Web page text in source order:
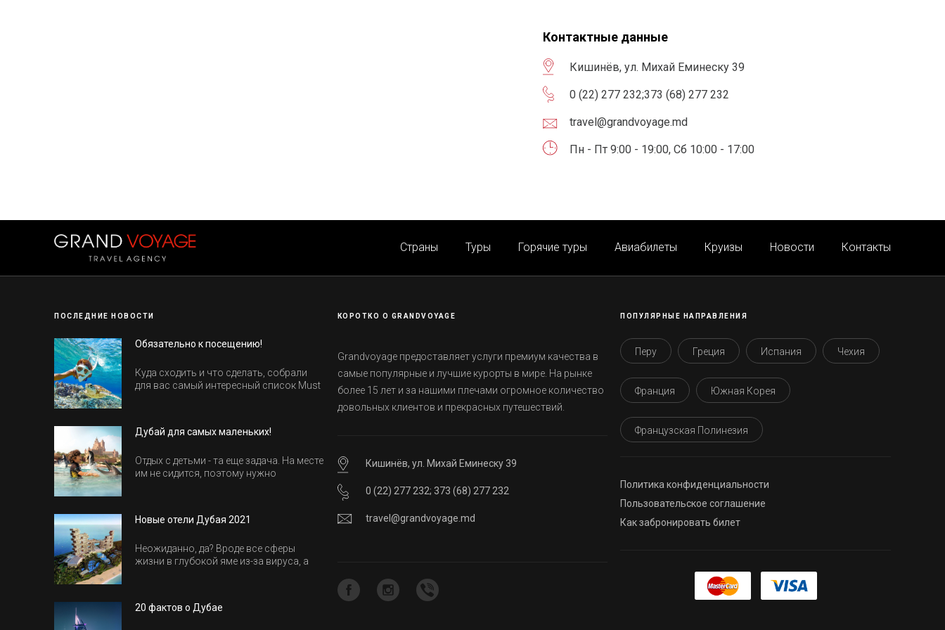
Контактные данные
Кишинёв, ул. Михай Еминеску 39
0 (22) 277 232;373 (68) 277 232
travel@grandvoyage.md
Пн - Пт 9:00 - 19:00, Сб 10:00 - 17:00
Страны Туры Горячие туры Авиабилеты Круизы Новости Контакты
ПОСЛЕДНИЕ НОВОСТИ
Обязательно к посещению!
Куда сходить и что сделать, собрали
для вас самый интересный список Must
Дубай для самых маленьких!
Отдых с детьми - та еще задача. На месте
им не сидится, поэтому нужно
весело.
Новые отели Дубая 2021
Неожиданно, да? Вроде все сферы
жизни в глубокой яме из-за вируса, а
Напоминаем, что новые отели обычно
20 фактов о Дубае
КОРОТКО О GRANDVOYAGE
Grandvoyage предоставляет услуги премиум качества в
самые популярные и лучшие курорты в мире. На рынке
более 15 лет и за нашими плечами огромное количество
довольных клиентов и прекрасных путешествий.
Кишинёв, ул. Михай Еминеску 39
0 (22) 277 232; 373 (68) 277 232
travel@grandvoyage.md
ПОПУЛЯРНЫЕ НАПРАВЛЕНИЯ
Перу Греция Испания Чехия
Франция Южная Корея
Французская Полинезия
Политика конфиденциальности
Пользовательское соглашение
Как забронировать билет